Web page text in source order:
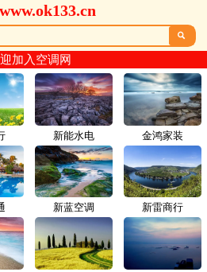

加入空调网
新能水电 金鸿家装
新蓝空调 新雷商行